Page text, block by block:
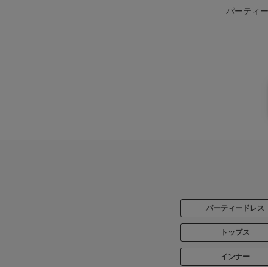
パーティ
パーティードレス
トップス
インナー